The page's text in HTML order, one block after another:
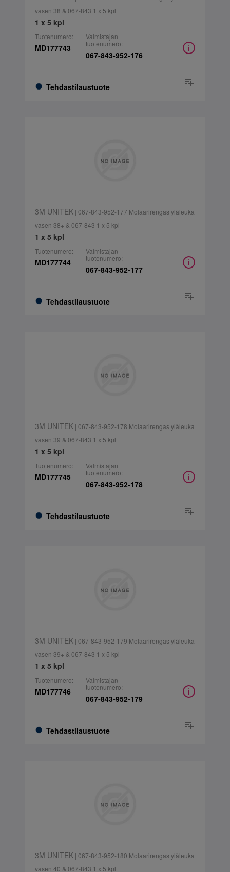
vasen 38 & 067-843 1 x 5 kpl
1 x 5 kpl
Tuotenumero:
MD177743
Tehdastilaustuote
Valmistajan
tuotenumero:
067-843-952-176
3M UNITEK| 067-843-952-177 Molaarirengas yläleuka
vasen 38+ & 067-843 1 x 5 kpl
1 x 5 kpl
Tuotenumero:
MD177744
Tehdastilaustuote
Valmistajan
tuotenumero:
067-843-952-177
3M UNITEK| 067-843-952-178 Molaarirengas yläleuka
vasen 39 & 067-843 1 x 5 kpl
1 x 5 kpl
Tuotenumero:
MD177745
Tehdastilaustuote
Valmistajan
tuotenumero:
067-843-952-178
3M UNITEK| 067-843-952-179 Molaarirengas yläleuka
vasen 39+ & 067-843 1 x 5 kpl
1 x 5 kpl
Tuotenumero:
MD177746
Tehdastilaustuote
Valmistajan
tuotenumero:
067-843-952-179
3M UNITEK| 067-843-952-180 Molaarirengas yläleuka
vasen 40 & 067-843 1 x 5 kpl